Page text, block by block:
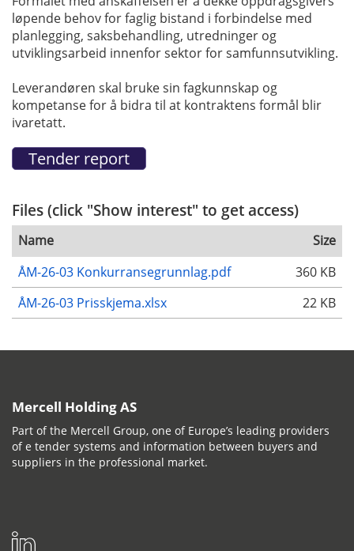
løpende behov for faglig bistand i forbindelse med
planlegging, saksbehandling, utredninger og
utviklingsarbeid innenfor sektor for samfunnsutvikling.
Leverandøren skal bruke sin fagkunnskap og
kompetanse for å bidra til at kontraktens formål blir
ivaretatt.
Files (click "Show interest" to get access)
Name
Size
ÅM-26-03 Konkurransegrunnlag.pdf
360 KB
ÅM-26-03 Prisskjema.xlsx
22 KB
Mercell Holding AS
Part of the Mercell Group, one of Europe’s leading providers
of e tender systems and information between buyers and
suppliers in the professional market.